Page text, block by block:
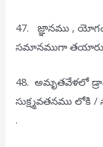
47. జ్ఞానము , యోగం
సమానముగా
48. అమృతవేళలో
సుక్ష్మవతనము
.